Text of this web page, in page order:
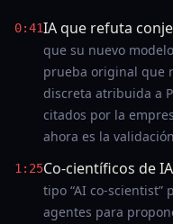
0:41IA que refuta
que su nuevo
prueba original que
discreta atribuida a
citados por la
ahora es la
1:25Co-científicos de
tipo “AI co-
agentes para